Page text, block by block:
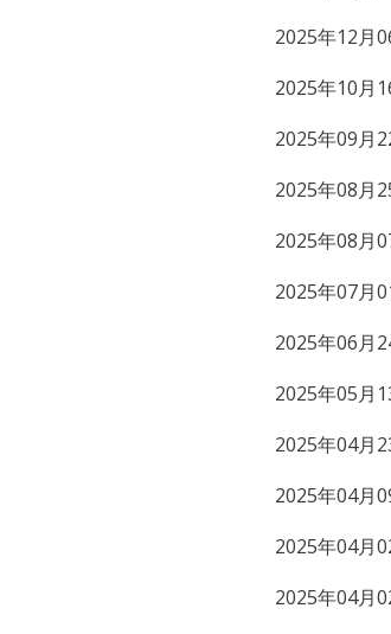
2025年12月
2025年10月
2025年09月
2025年08月
2025年08月
2025年07月
2025年06月
2025年05月
2025年04月
2025年04月
2025年04月
2025年04月